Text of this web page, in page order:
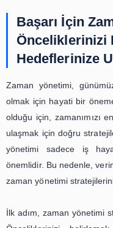
çalabilir ve bizi
hırsızlarından
medya ve e-
tutmak gibi önlemler
şekilde kullanabilir
zamanımız olabilir.
Son olarak, zaman
önem vermek
tamamlamaya
ayırmak,